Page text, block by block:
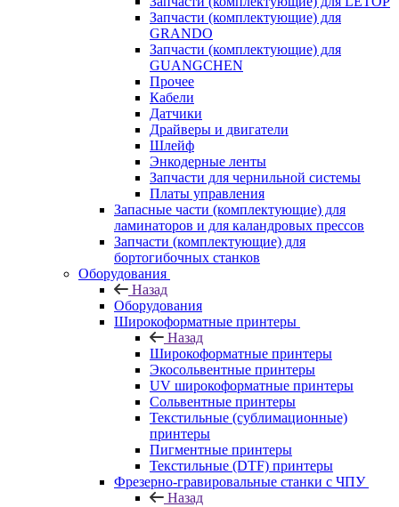
Запчасти (комплектующие) для
GRANDO
Запчасти (комплектующие) для
GUANGCHEN
Прочее
Кабели
Датчики
Драйверы и двигатели
Шлейф
Энкодерные ленты
Запчасти для чернильной системы
Платы управления
Запасные части (комплектующие) для
ламинаторов и для каландровых прессов
Запчасти (комплектующие) для
бортогибочных станков
Оборудования
Назад
Оборудования
Широкоформатные принтеры
Назад
Широкоформатные принтеры
Экосольвентные принтеры
UV широкоформатные принтеры
Сольвентные принтеры
Текстильные (сублимационные)
принтеры
Пигментные принтеры
Текстильные (DTF) принтеры
Фрезерно-гравировальные станки с ЧПУ
Назад